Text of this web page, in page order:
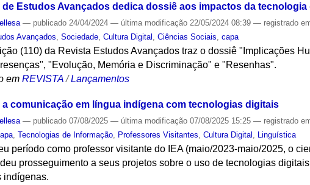
de Estudos Avançados dedica dossiê aos impactos da
— publicado 24/04/2024— última modificação 22/05/2024 08:39— registrado
Avançados ,Sociedade ,Cultura Digital ,Ciências Sociais ,capa
(110) da Revista Estudos Avançados traz o dossiê "Implicações
"Evolução, Memória e Discriminação" e "Resenhas".
em REVISTA /Lançamentos
comunicação em língua indígena com tecnologias digitais
— publicado 07/08/2025— última modificação 07/08/2025 15:25— registrado
,Tecnologias de Informação, Professores Visitantes,Cultura Digital , Linguística
período como professor visitante do IEA (maio/2023-maio/2025, o
prosseguimento a seus projetos sobre o uso de tecnologias
indígenas.